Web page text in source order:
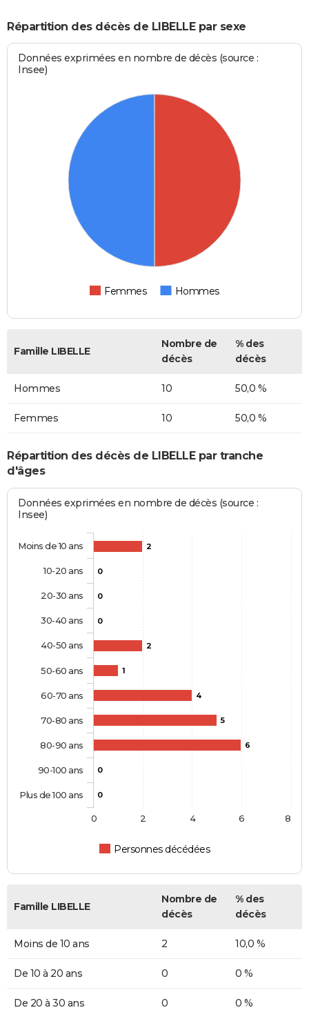
Répartition des décès de LIBELLE par sexe
Données exprimées en nombre de décès (source :
Insee)
Femmes Hommes
Famille LIBELLE
Nombre de
décès
% des
décès
Hommes 10 50,0 %
Femmes 10 50,0 %
Répartition des décès de LIBELLE par tranche
d'âges
Données exprimées en nombre de décès (source :
Insee)
2
0
0
0
2
1
4
5
6
0
0
Personnes décédées
Moins de 10 ans
10-20 ans
20-30 ans
30-40 ans
40-50 ans
50-60 ans
60-70 ans
70-80 ans
80-90 ans
90-100 ans
Plus de 100 ans
0 2 4 6 8
Famille LIBELLE
Nombre de
décès
% des
décès
Moins de 10 ans 2 10,0 %
De 10 à 20 ans 0 0 %
De 20 à 30 ans 0 0 %